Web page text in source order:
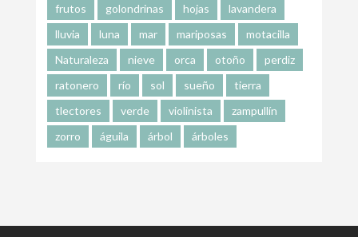
frutos
golondrinas hojas
lavandera
lluvia
luna mar mariposas
motacilla
Naturaleza
nieve orca otoño
perdiz
ratonero
río sol sueño
tierra
tlectores
verde violinista
zampullín
zorro
águila árbol árboles